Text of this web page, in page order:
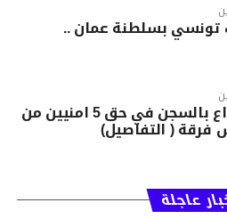
تونسي بسلطنة عمان ..
ابطاقة ايداع بالسجن في حق 5 امنيين من
فرقة ( التفاصيل)
عاجلة